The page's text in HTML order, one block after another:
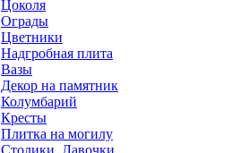
Цоколя
Ограды
Цветники
Надгробная плита
Вазы
Декор на памятник
Колумбарий
Кресты
Плитка на могилу
Столики, Лавочки